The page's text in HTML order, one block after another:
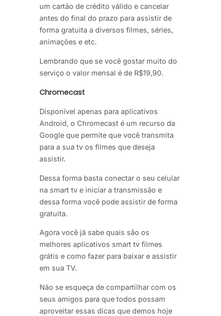
um cartão de crédito válido e cancelar
antes do final do prazo para assistir de
forma gratuita a diversos filmes, séries,
animações e etc.
Lembrando que se você gostar muito do
serviço o valor mensal é de R$19,90.
Chromecast
Disponível apenas para aplicativos
Android, o Chromecast é um recurso da
Google que permite que você transmita
para a sua tv os filmes que deseja
assistir.
Dessa forma basta conectar o seu celular
na smart tv e iniciar a transmissão e
dessa forma você pode assistir de forma
gratuita.
Agora você já sabe quais são os
melhores aplicativos smart tv filmes
grátis e como fazer para baixar e assistir
em sua TV.
Não se esqueça de compartilhar com os
seus amigos para que todos possam
aproveitar essas dicas que demos hoje